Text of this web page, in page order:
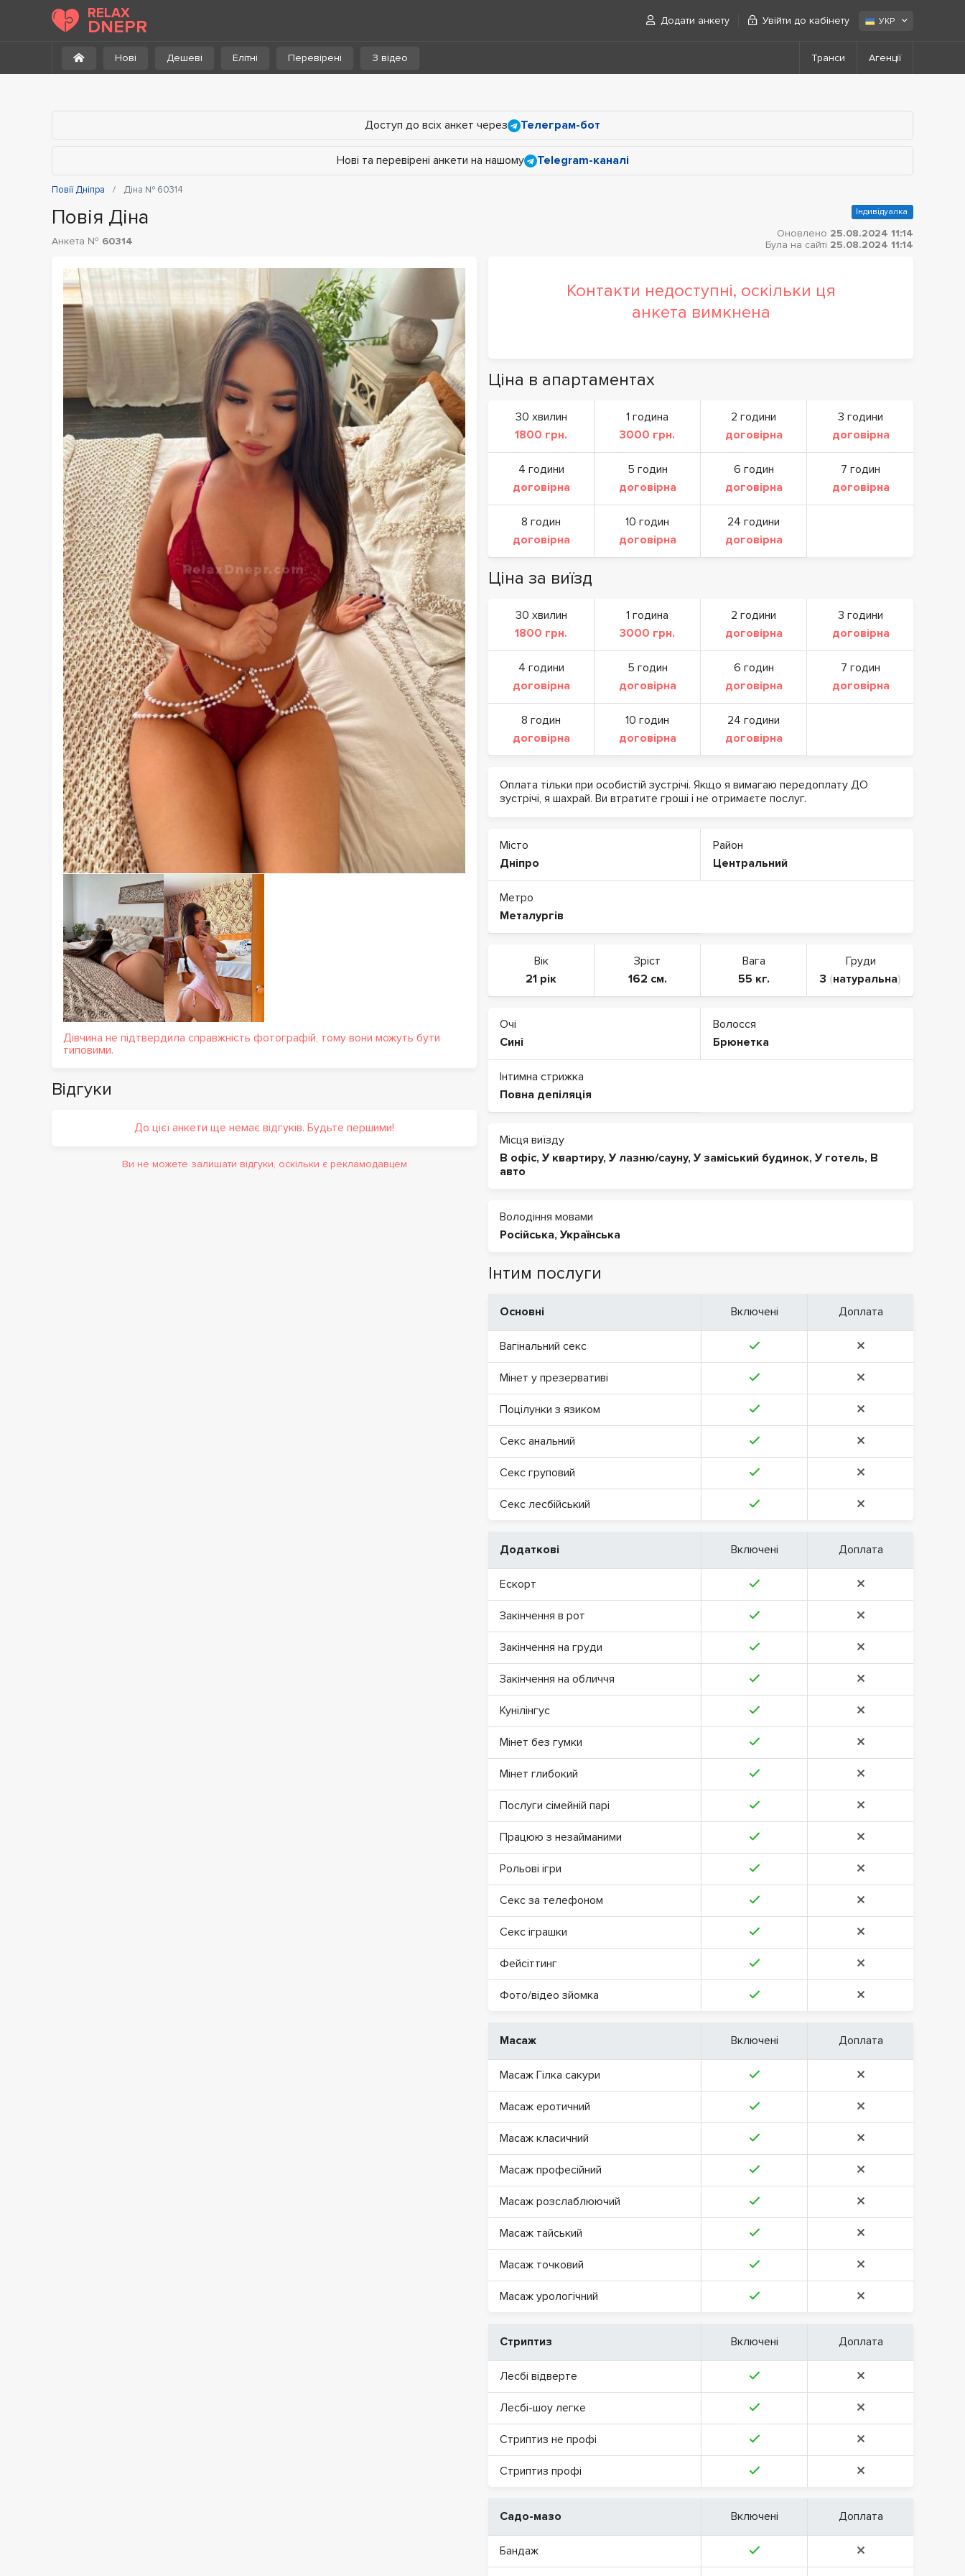
RELAX
DNEPR Додати анкету Увійти до кабінету УКР
Нові Дешеві Елітні Перевірені З відео Транси Агенції
Доступ до всіх анкет через Телеграм-бот
Нові та перевірені анкети на нашому Telegram-каналі
Повії Дніпра Діна № 60314
Повія Діна
Анкета № 60314
Індивідуалка
Оновлено 25.08.2024 11:14
Була на сайті 25.08.2024 11:14
Контакти недоступні, оскільки ця
анкета вимкнена
Дівчина не підтвердила справжність фотографій, тому вони можуть бути
типовими.
Ціна в апартаментах
30 хвилин
1800 грн.
1 година
3000 грн.
2 години
договірна
3 години
договірна
4 години
договірна
5 годин
договірна
6 годин
договірна
7 годин
договірна
8 годин
договірна
10 годин
договірна
24 години
договірна
Ціна за виїзд
30 хвилин
1800 грн.
1 година
3000 грн.
2 години
договірна
3 години
договірна
4 години
договірна
5 годин
договірна
6 годин
договірна
7 годин
договірна
8 годин
договірна
10 годин
договірна
24 години
договірна
Оплата тільки при особистій зустрічі. Якщо я вимагаю передоплату ДО
зустрічі, я шахрай. Ви втратите гроші і не отримаєте послуг.
Місто
Дніпро
Район
Центральний
Метро
Металургів
Вік
21 рік
Зріст
162 см.
Вага
55 кг.
Груди
3 (натуральна)
Очі
Сині
Волосся
Брюнетка
Інтимна стрижка
Повна депіляція
Місця виїзду
В офіс, У квартиру, У лазню/сауну, У заміський будинок, У готель, В
авто
Володіння мовами
Російська, Українська
Інтим послуги
Основні Включені Доплата
Вагінальний секс
Мінет у презервативі
Поцілунки з язиком
Секс анальний
Секс груповий
Секс лесбійський
Додаткові Включені Доплата
Ескорт
Закінчення в рот
Закінчення на груди
Закінчення на обличчя
Кунілінгус
Мінет без гумки
Мінет глибокий
Послуги сімейній парі
Працюю з незайманими
Рольові ігри
Секс за телефоном
Секс іграшки
Фейсіттинг
Фото/відео зйомка
Масаж Включені Доплата
Масаж Гілка сакури
Масаж еротичний
Масаж класичний
Масаж професійний
Масаж розслаблюючий
Масаж тайський
Масаж точковий
Масаж урологічний
Стриптиз Включені Доплата
Лесбі відверте
Лесбі-шоу легке
Стриптиз не профі
Стриптиз профі
Садо-мазо Включені Доплата
Бандаж
Відгуки
До цієї анкети ще немає відгуків. Будьте першими!
Ви не можете залишати відгуки, оскільки є рекламодавцем